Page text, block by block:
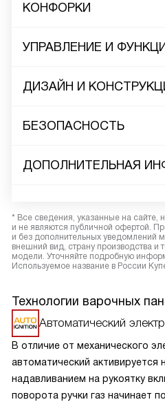
КОНФОРКИ
УПРАВЛЕНИЕ И
ДИЗАЙН И
БЕЗОПАСНОСТЬ
ДОПОЛНИТЕЛЬНАЯ
* Все сведения, указанные на сайте,
и не являются публичной офертой.
и без дополнительных уведомлений
внешний вид, страну производства и
модели. Уточняйте подробную
Используемое название в России
Технологии варочных
Автоматический
В отличие от механического
автоматический активируется
надавливанием на рукоятку
поворота ручки газ начинает